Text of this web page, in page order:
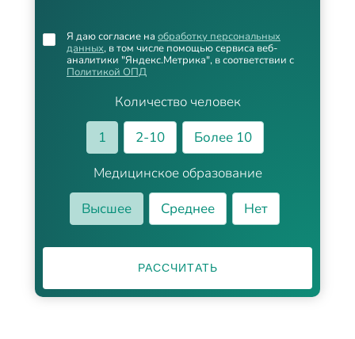
Количество человек
1
2-10
Более 10
Медицинское образование
Высшее
Среднее Нет
Я даю согласие на обработку персональных
данных, в том числе помощью сервиса веб-
аналитики "Яндекс.Метрика", в соответствии с
Политикой ОПД
РАССЧИТАТЬ